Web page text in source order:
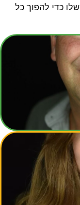
כדי להפוך כל